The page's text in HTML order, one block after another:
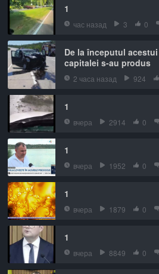
1
час назад 3 0
De la începutul
capitalei s-au produs
2 часа назад 924
1
вчера 2914 0
1
вчера 1952 0
1
вчера 1879 0
1
вчера 8849 0